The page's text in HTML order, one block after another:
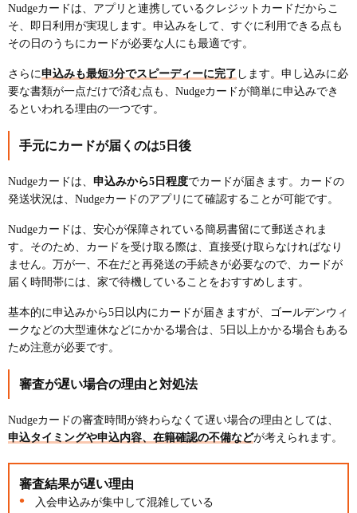
Nudgeカードは、アプリと連携しているクレジットカードだからこ
そ、即日利用が実現します。申込みをして、すぐに利用できる点も
その日のうちにカードが必要な人にも最適です。
さらに申込みも最短3分でスピーディーに完了 します。申し込みに必
要な書類が一点だけで済む点も、Nudgeカードが簡単に申込みでき
るといわれる理由の一つです。
手元にカードが届くのは5日後
Nudgeカードは、 申込みから5日程度でカードが届きます。カードの
発送状況は、Nudgeカードのアプリにて確認することが可能です。
Nudgeカードは、安心が保障されている簡易書留にて郵送されま
す。そのため、カードを受け取る際は、直接受け取らなければなり
ません。万が一、不在だと再発送の手続きが必要なので、カードが
届く時間帯には、家で待機していることをおすすめします。
基本的に申込みから5日以内にカードが届きますが、ゴールデンウィ
ークなどの大型連休などにかかる場合は、5日以上かかる場合もある
ため注意が必要です。
審査が遅い場合の理由と対処法
Nudgeカードの審査時間が終わらなくて遅い場合の理由としては、
申込タイミングや申込内容、在籍確認の不備などが考えられます。
審査結果が遅い理由
入会申込みが集中して混雑している